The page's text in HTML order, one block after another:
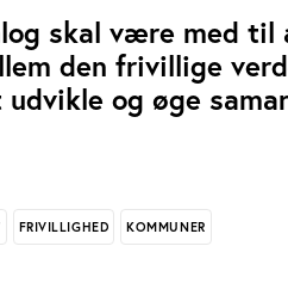
skal være med til
den frivillige
og øge
FRIVILLIGHED KOMMUNER